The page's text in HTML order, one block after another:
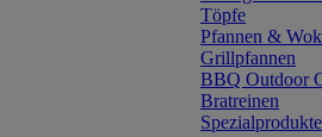
Töpfe
Pfannen &
Grillpfannen
BBQ Outdoor
Bratreinen
Spezialprodukte